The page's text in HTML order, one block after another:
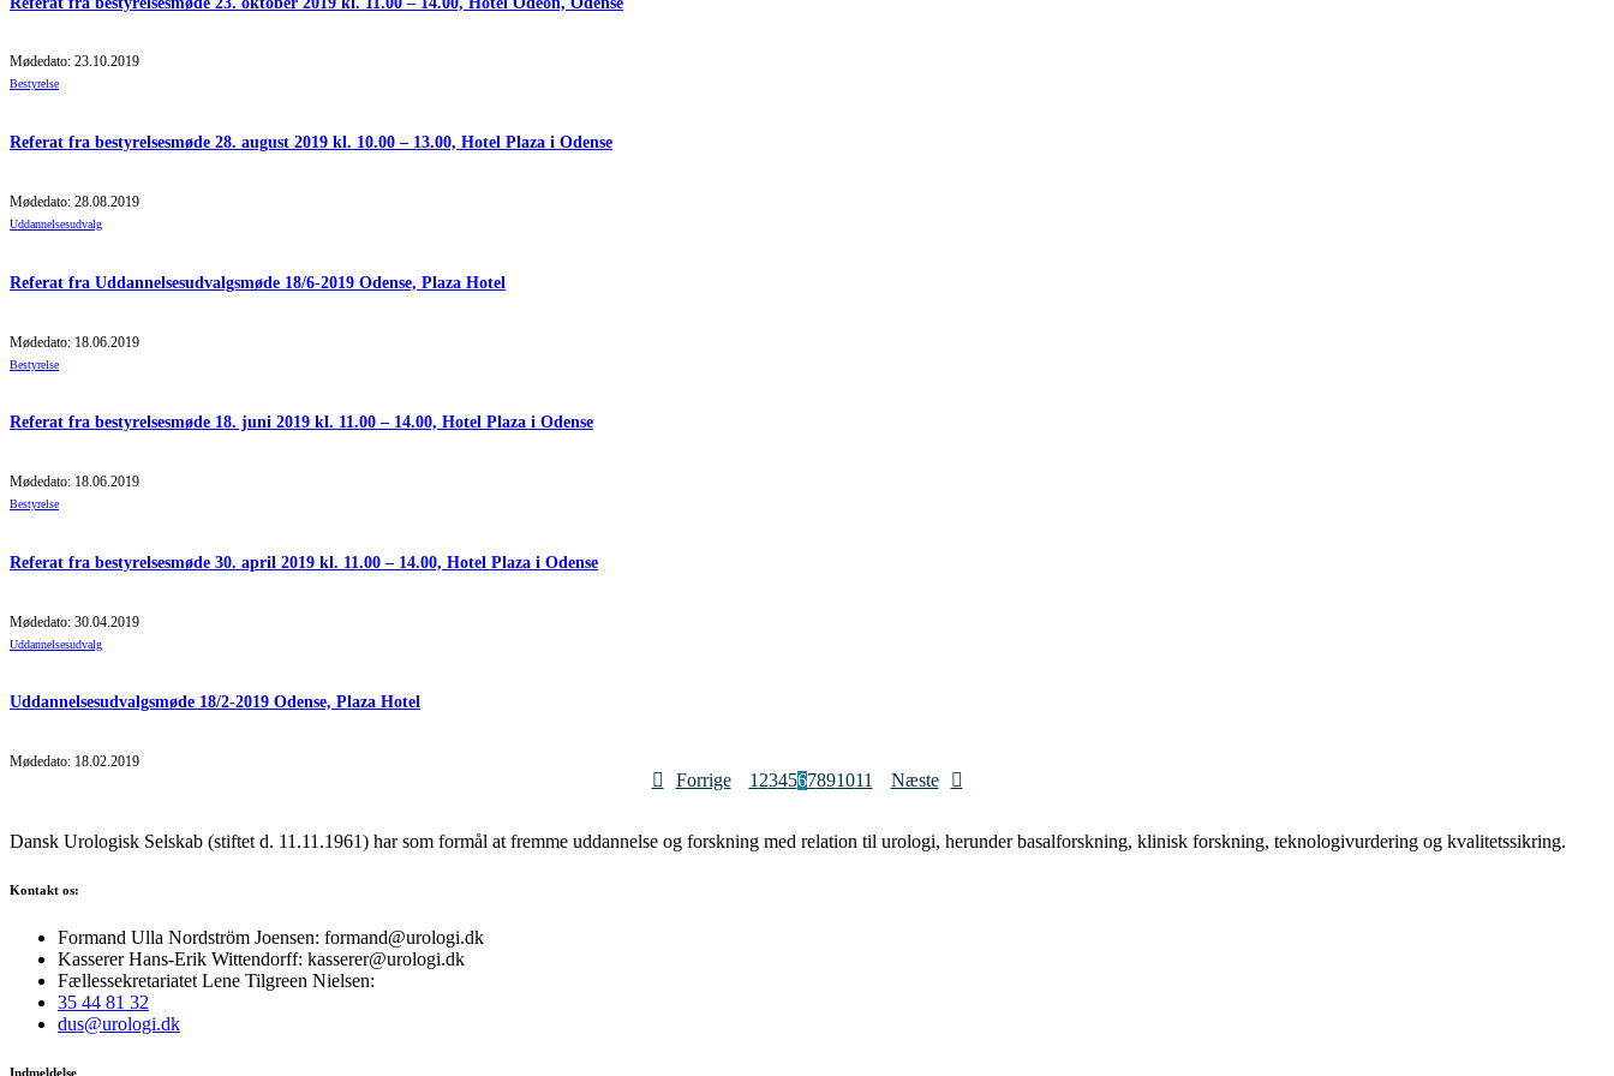
Mødedato: 23.10.2019
Bestyrelse
Referat fra bestyrelsesmøde 28. august 2019 kl. 10.00 – 13.00, Hotel Plaza i Odense
Mødedato: 28.08.2019
Uddannelsesudvalg
Referat fra Uddannelsesudvalgsmøde 18/6-2019 Odense, Plaza Hotel
Mødedato: 18.06.2019
Bestyrelse
Referat fra bestyrelsesmøde 18. juni 2019 kl. 11.00 – 14.00, Hotel Plaza i Odense
Mødedato: 18.06.2019
Bestyrelse
Referat fra bestyrelsesmøde 30. april 2019 kl. 11.00 – 14.00, Hotel Plaza i Odense
Mødedato: 30.04.2019
Uddannelsesudvalg
Uddannelsesudvalgsmøde 18/2-2019 Odense, Plaza Hotel
Mødedato: 18.02.2019
Forrige 1 234567891011 Næste
Dansk Urologisk Selskab (stiftet d. 11.11.1961) har som formål at fremme uddannelse og forskning med relation til urologi, herunder basalforskning, klinisk forskning, teknologivurdering og kvalitetssikring.
Kontakt os:
Formand Ulla Nordström Joensen: formand@urologi.dk
Kasserer Hans-Erik Wittendorff: kasserer@urologi.dk
Fællessekretariatet Lene Tilgreen Nielsen:
35 44 81 32
dus@urologi.dk
Indmeldelse